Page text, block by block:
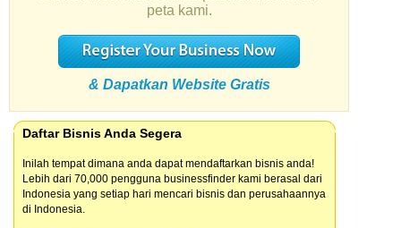
peta kami.
& Dapatkan Website Gratis
Daftar Bisnis Anda Segera
Inilah tempat dimana anda dapat mendaftarkan bisnis anda!
Lebih dari 70,000 pengguna businessfinder kami berasal dari
Indonesia yang setiap hari mencari bisnis dan perusahaannya
di Indonesia.